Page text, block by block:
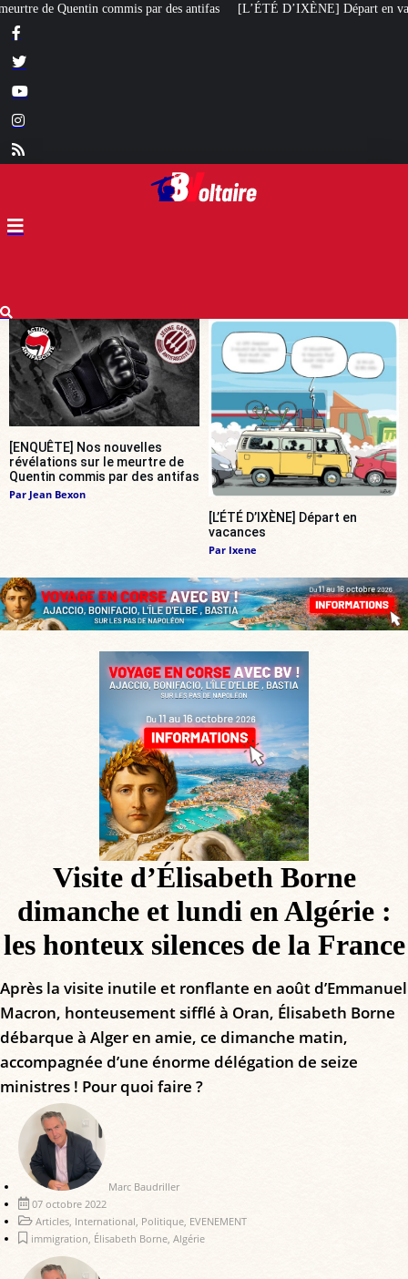
[L’ÉTÉ D’IXÈNE] Départ en vacances [L’ÉTÉ BV] «La gauche
[ENQUÊTE] Nos nouvelles
révélations sur le meurtre de
Quentin commis par des antifas
Par Jean Bexon
[L’ÉTÉ D’IXÈNE] Départ en
vacances
Par Ixene
Visite d’Élisabeth Borne
dimanche et lundi en Algérie :
les honteux silences de la France
Après la visite inutile et ronflante en août d’Emmanuel
Macron, honteusement sifflé à Oran, Élisabeth Borne
débarque à Alger en amie, ce dimanche matin,
accompagnée d’une énorme délégation de seize
ministres ! Pour quoi faire ?
Marc Baudriller
07 octobre 2022
Articles, International, Politique, EVENEMENT
immigration, Élisabeth Borne, Algérie